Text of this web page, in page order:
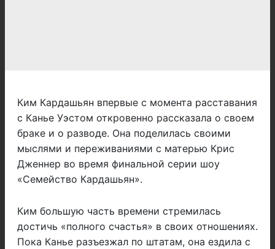
Ким Кардашьян впервые с момента расставания
с Канье Уэстом откровенно рассказала о своем
браке и о разводе. Она поделилась своими
мыслями и переживаниями с матерью Крис
Дженнер во время финальной серии шоу
«Семейство Кардашьян».
Ким большую часть времени стремилась
достичь «полного счастья» в своих отношениях.
Пока Канье разъезжал по штатам, она ездила с